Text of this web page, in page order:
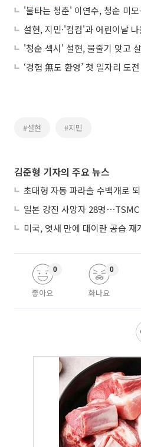
'청순 섹시' 설현, 물줄기 맞고
‘경험 無도 환영’ 첫 일자리 도
#설현 #지민
김준형 기자의 주요 뉴스
미국, 엿새 만에 대이란 공습
좋아요
0
화나요
0